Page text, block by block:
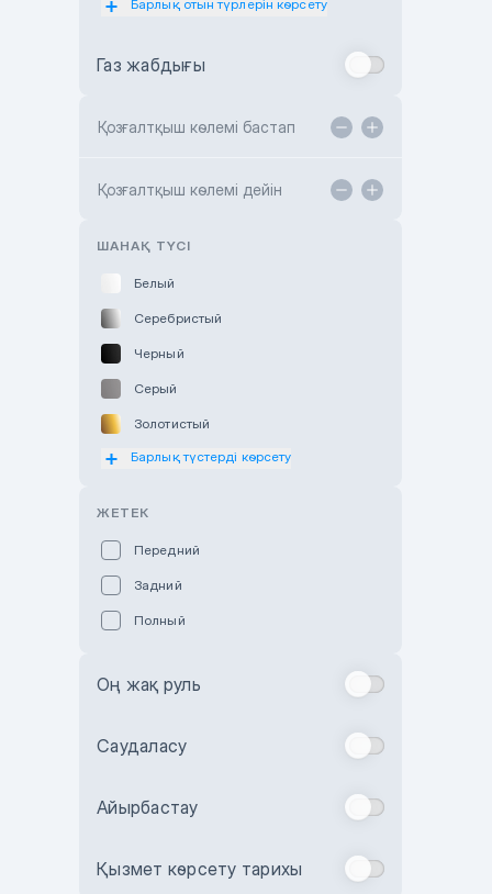
Toyota Astana
TANK Motors Karaganda
Барлық отын түрлерін көрсету
Газ жабдығы
Қозғалтқыш көлемі бастап
Қозғалтқыш көлемі дейін
ШАНАҚ ТҮСІ
Белый
Серебристый
Черный
Серый
Золотистый
Оранжевый
Зеленый
Бежевый
Комбинированный
Барлық түстерді көрсету
ЖЕТЕК
Передний
Задний
Полный
Оң жақ руль
Саудаласу
Айырбастау
Қызмет көрсету тарихы